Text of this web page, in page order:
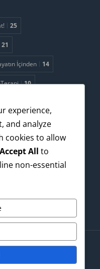
25
21
İçinden 14
10
4 Yapay Zeka
experience,
and analyze
cookies to allow
Accept All to
non-essential